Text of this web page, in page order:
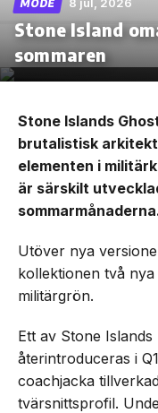
MODE
Stone Island
sommaren
Stone Islands
brutalistisk
elementen i
är särskilt
Utöver nya
kollektionen två
militärgrön.
Ett av Stone
återintroduceras i
coachjacka
tvärsnittsprofil.